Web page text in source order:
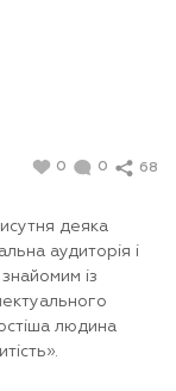
0 0 68
деяка
аудиторія і
із
людина